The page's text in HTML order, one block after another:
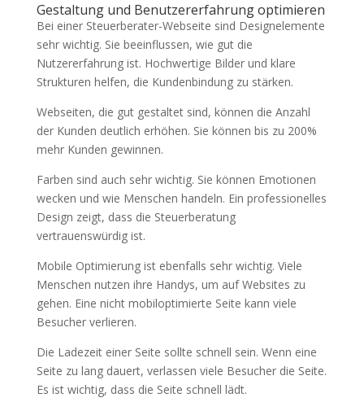
Gestaltung und Benutzererfahrung optimieren
Bei einer Steuerberater-Webseite sind Designelemente
sehr wichtig. Sie beeinflussen, wie gut die
Nutzererfahrung ist. Hochwertige Bilder und klare
Strukturen helfen, die Kundenbindung zu stärken.
Webseiten, die gut gestaltet sind, können die Anzahl
der Kunden deutlich erhöhen. Sie können bis zu 200%
mehr Kunden gewinnen.
Farben sind auch sehr wichtig. Sie können Emotionen
wecken und wie Menschen handeln. Ein professionelles
Design zeigt, dass die Steuerberatung
vertrauenswürdig ist.
Mobile Optimierung ist ebenfalls sehr wichtig. Viele
Menschen nutzen ihre Handys, um auf Websites zu
gehen. Eine nicht mobiloptimierte Seite kann viele
Besucher verlieren.
Die Ladezeit einer Seite sollte schnell sein. Wenn eine
Seite zu lang dauert, verlassen viele Besucher die Seite.
Es ist wichtig, dass die Seite schnell lädt.